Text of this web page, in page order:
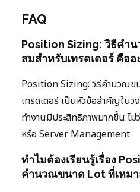
FAQ
Position Sizing: วิธีคำ
สมสำหรับเทรดเดอร์ คืออ
Position Sizing: วิธีคำนวณข
เทรดเดอร์ เป็นหัวข้อสำคัญในว
ทำงานมีประสิทธิภาพมากขึ้น ไ
หรือ Server Management
ทำไมต้องเรียนรู้เรื่อง
คำนวณขนาด Lot ที่เหมา